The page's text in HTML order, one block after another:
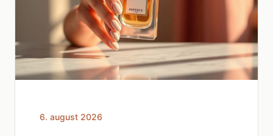
6. august 2026